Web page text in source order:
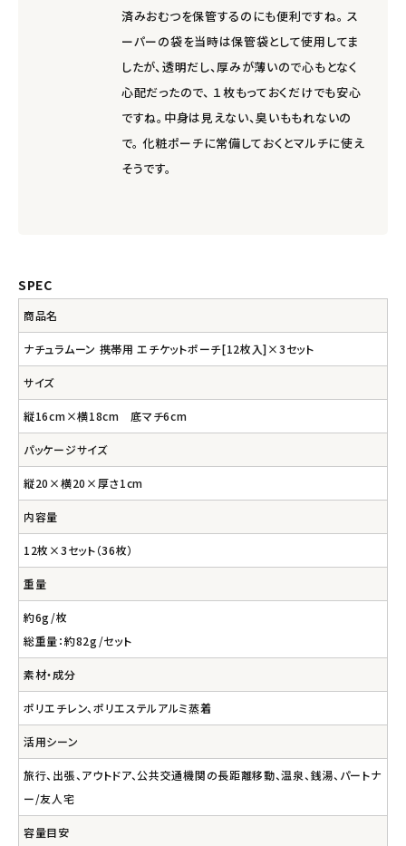
済みおむつを保管するのにも便利ですね。 ス
ーパーの袋を当時は保管袋として使用してま
したが、透明だし、厚みが薄いので心もとなく
心配だったので、 １枚もっておくだけでも安心
ですね。中身は見えない、臭いももれないの
で。 化粧ポーチに常備しておくとマルチに使え
そうです。
SPEC
商品名
ナチュラムーン 携帯用 エチケットポーチ[12枚入]×3セット
サイズ
縦16cm×横18cm 底マチ6cm
パッケージサイズ
縦20×横20×厚さ1cm
内容量
12枚×3セット（36枚）
重量
約6g/枚
総重量：約82g/セット
素材・成分
ポリエチレン、ポリエステルアルミ蒸着
活用シーン
旅行、出張、アウトドア、公共交通機関の長距離移動、温泉、銭湯、パートナ
ー/友人宅
容量目安